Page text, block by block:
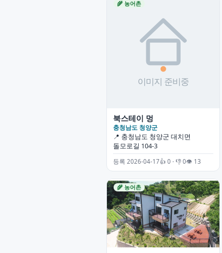
🌾 농어촌
북스테이 멍
충청남도 청양군
📍 충청남도 청양군 대치면
돌모로길 104-3
등록 2026-04-17👍 0 · 👎 0👁 13
🌾 농어촌